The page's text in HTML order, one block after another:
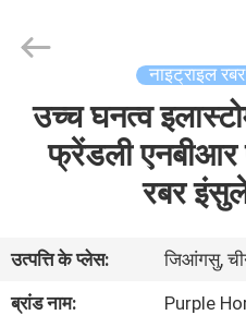
घर
हमारे
बारे
Commerce
Rights
Reserved.
नाइट्राइल
उच्च घनत्व
फ्रेंडली एनबीआर
रबर
उत्पत्ति के प्लेस:
जिआंगसु,
ब्रांड नाम:
Purple